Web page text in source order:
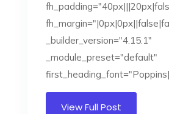
_builder_version="4.15.1"
_module_preset="default"
View Full Post